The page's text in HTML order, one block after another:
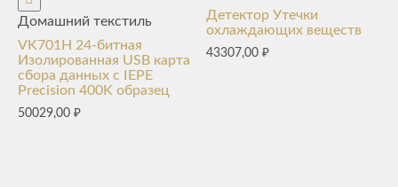
Домашний текстиль
VK701H 24-битная
Изолированная USB карта
сбора данных с IEPE
Precision 400K образец
50029,00 ₽
Детектор Утечки
охлаждающих веществ
43307,00₽